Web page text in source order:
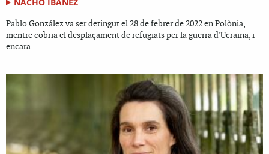
NACHO IBÁÑEZ
Pablo González va ser detingut el 28 de febrer de 2022 en Polònia,
mentre cobria el desplaçament de refugiats per la guerra d'Ucraïna, i
encara...